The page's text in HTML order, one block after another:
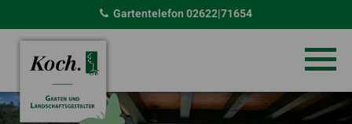
Gartentelefon02622|71654